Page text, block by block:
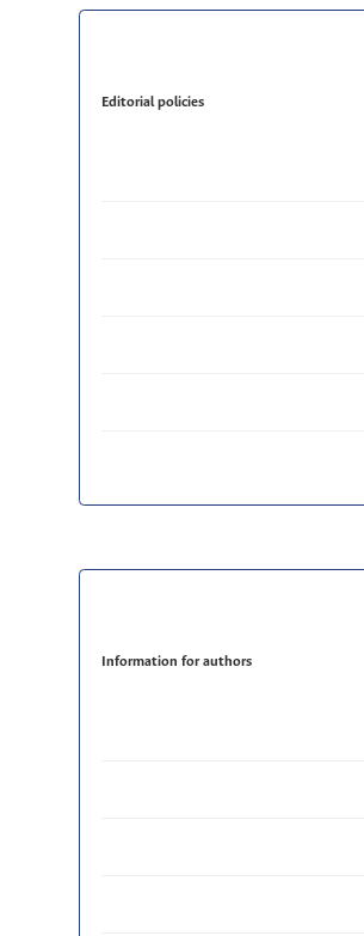
Editorial policies
Information for authors